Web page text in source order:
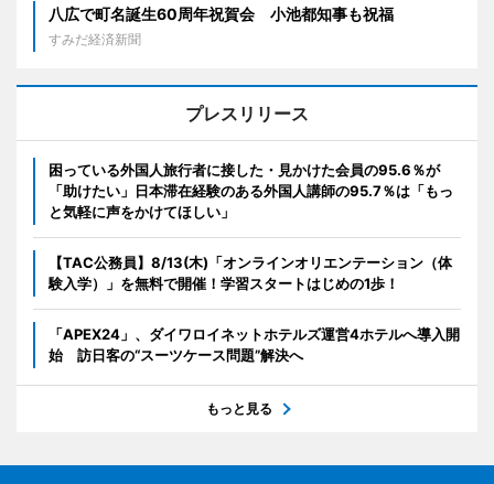
八広で町名誕生60周年祝賀会 小池都知事も祝福
すみだ経済新聞
プレスリリース
困っている外国人旅行者に接した・見かけた会員の95.6％が
「助けたい」日本滞在経験のある外国人講師の95.7％は「もっ
と気軽に声をかけてほしい」
【TAC公務員】8/13(木)「オンラインオリエンテーション（体
験入学）」を無料で開催！学習スタートはじめの1歩！
「APEX24」、ダイワロイネットホテルズ運営4ホテルへ導入開
始 訪日客の“スーツケース問題”解決へ
もっと見る